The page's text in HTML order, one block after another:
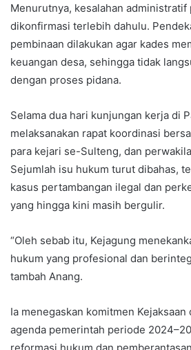
Menurutnya, kesalahan
dikonfirmasi terlebih dahulu.
pembinaan dilakukan agar kades
keuangan desa, sehingga tidak
dengan proses pidana.
Selama dua hari kunjungan kerja di
melaksanakan rapat koordinasi
para kejari se-Sulteng, dan
Sejumlah isu hukum turut dibahas,
kasus pertambangan ilegal dan
yang hingga kini masih bergulir.
“Oleh sebab itu, Kejagung
hukum yang profesional dan
tambah Anang.
Ia menegaskan komitmen Kejaksaan
agenda pemerintah periode